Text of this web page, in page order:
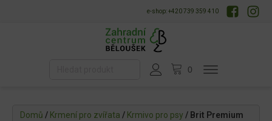
e-shop: +420 739 359 410
Domů / Krmení pro zvířata / Krmivo pro psy / Brit Premium